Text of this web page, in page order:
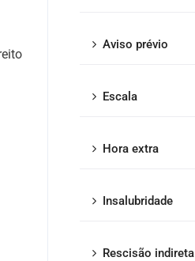
Aviso prévio
Escala
Hora extra
Insalubridade
Rescisão indireta